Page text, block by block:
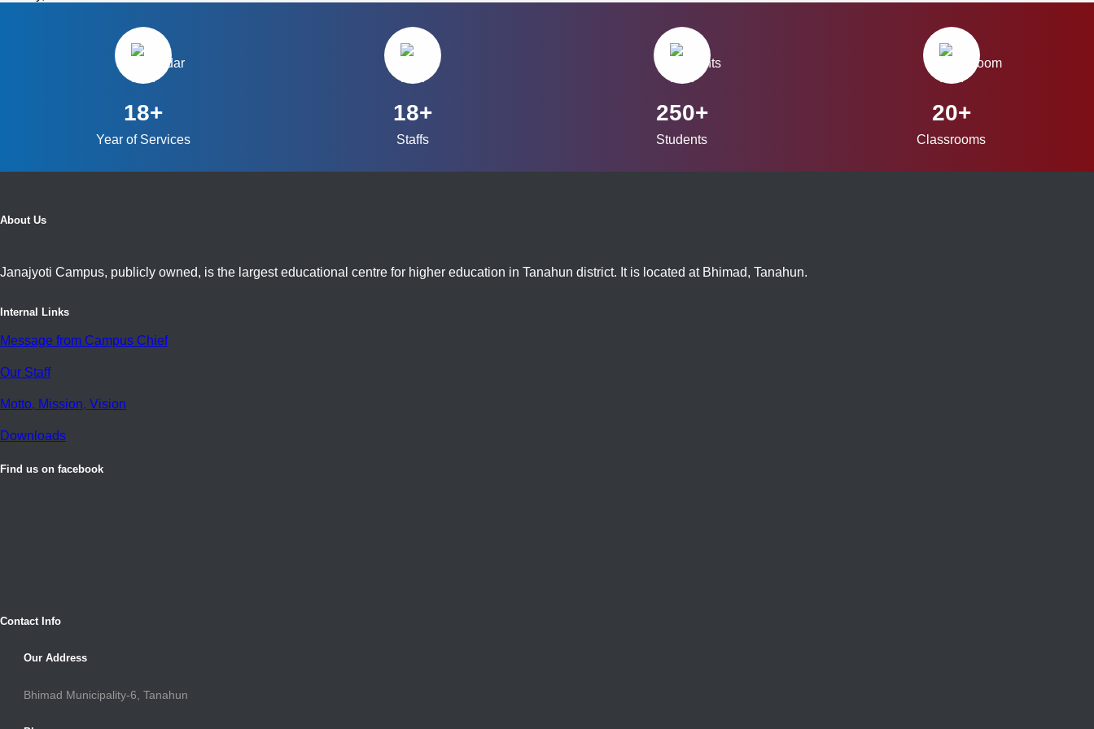
18+
Year of Services
18+
Staffs
250+
Students
20+
Classrooms
About Us
Janajyoti Campus, publicly owned, is the largest educational centre for higher education in Tanahun district. It is located at Bhimad, Tanahun.
Internal Links
Message from Campus Chief
Our Staff
Motto, Mission, Vision
Downloads
Find us on facebook
Contact Info
Our Address
Bhimad Municipality-6, Tanahun